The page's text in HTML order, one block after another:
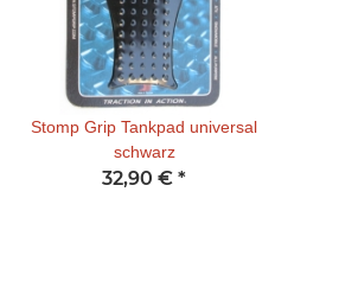
Stomp Grip Tankpad universal
schwarz
32,90 €*